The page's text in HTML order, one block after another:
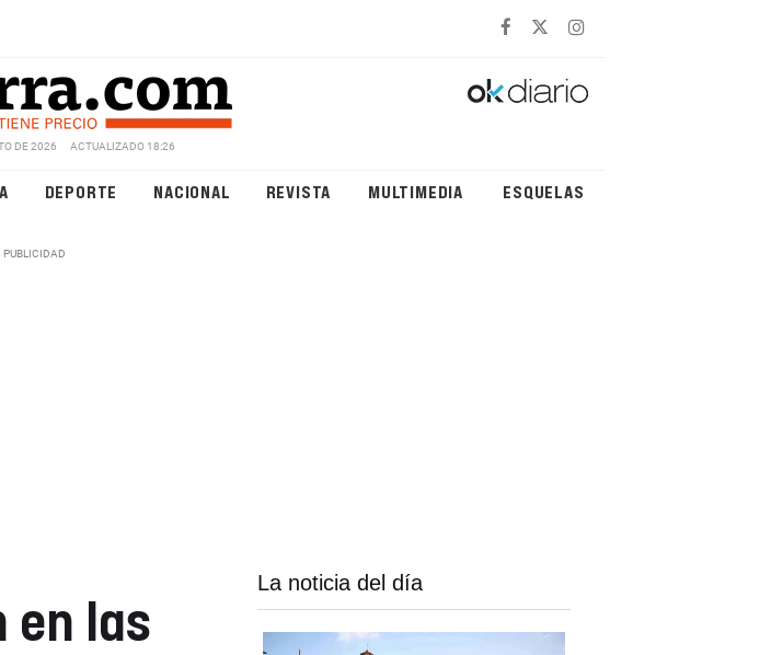
DE 2026 ACTUALIZADO 18:26
DEPORTE NACIONAL REVISTA MULTIMEDIA ESQUELAS
en las
La noticia del día